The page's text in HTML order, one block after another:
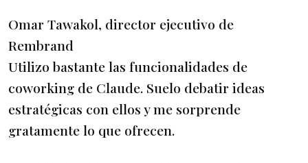
Omar Tawakol, director ejecutivo de
Rembrand
Utilizo bastante las funcionalidades de
coworking de Claude. Suelo debatir ideas
estratégicas con ellos y me sorprende
gratamente lo que ofrecen.